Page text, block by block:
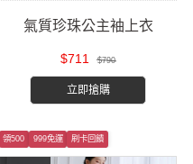
氣質珍珠公主袖上衣
$711 $790
立即搶購
領500 999免運 刷卡回饋